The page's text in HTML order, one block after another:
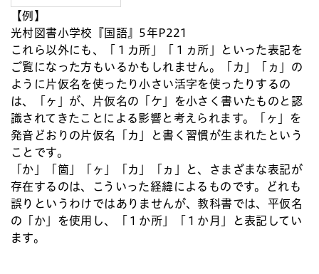
【例】
光村図書小学校『国語』5年P221
これら以外にも、「１カ所」「１ヵ所」といった表記を
ご覧になった方もいるかもしれません。「カ」「ヵ」の
ように片仮名を使ったり小さい活字を使ったりするの
は、「ヶ」が、片仮名の「ケ」を小さく書いたものと認
識されてきたことによる影響と考えられます。「ヶ」を
発音どおりの片仮名「カ」と書く習慣が生まれたという
ことです。
「か」「箇」「ヶ」「カ」「ヵ」と、さまざまな表記が
存在するのは、こういった経緯によるものです。どれも
誤りというわけではありませんが、教科書では、平仮名
の「か」を使用し、「１か所」「１か月」と表記してい
ます。